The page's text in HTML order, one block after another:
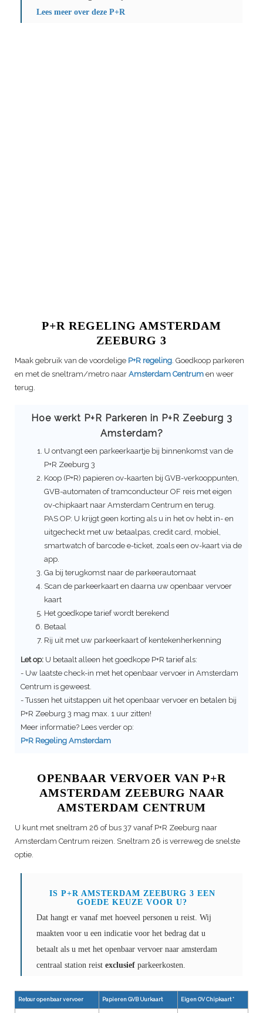
Lees meer over deze P+R
P+R REGELING AMSTERDAM
ZEEBURG 3
Maak gebruik van de voordelige P+R regeling. Goedkoop parkeren
en met de sneltram/metro naar Amsterdam Centrum en weer
terug.
Hoe werkt P+R Parkeren in P+R Zeeburg 3
Amsterdam?
U ontvangt een parkeerkaartje bij binnenkomst van de
P+R Zeeburg 3
Koop (P+R) papieren ov-kaarten bij GVB-verkooppunten,
GVB-automaten of tramconducteur OF reis met eigen
ov-chipkaart naar Amsterdam Centrum en terug.
PAS OP: U krijgt geen korting als u in het ov hebt in- en
uitgecheckt met uw betaalpas, credit card, mobiel,
smartwatch of barcode e-ticket, zoals een ov-kaart via de
app.
Ga bij terugkomst naar de parkeerautomaat
Scan de parkeerkaart en daarna uw openbaar vervoer
kaart
Het goedkope tarief wordt berekend
Betaal
Rij uit met uw parkeerkaart of kentekenherkenning
Let op: U betaalt alleen het goedkope P+R tarief als:
- Uw laatste check-in met het openbaar vervoer in Amsterdam
Centrum is geweest.
- Tussen het uitstappen uit het openbaar vervoer en betalen bij
P+R Zeeburg 3 mag max. 1 uur zitten!
Meer informatie? Lees verder op:
P+R Regeling Amsterdam
OPENBAAR VERVOER VAN P+R
AMSTERDAM ZEEBURG NAAR
AMSTERDAM CENTRUM
U kunt met sneltram 26 of bus 37 vanaf P+R Zeeburg naar
Amsterdam Centrum reizen. Sneltram 26 is verreweg de snelste
optie.
IS P+R AMSTERDAM ZEEBURG 3 EEN
GOEDE KEUZE VOOR U?
Dat hangt er vanaf met hoeveel personen u reist. Wij
maakten voor u een indicatie voor het bedrag dat u
betaalt als u met het openbaar vervoer naar amsterdam
centraal station reist exclusief parkeerkosten.
Retour openbaar vervoer Papieren GVB Uurkaart Eigen OV Chipkaart *